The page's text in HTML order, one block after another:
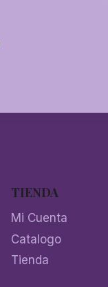
TIENDA
Mi Cuenta
Catalogo
Tienda